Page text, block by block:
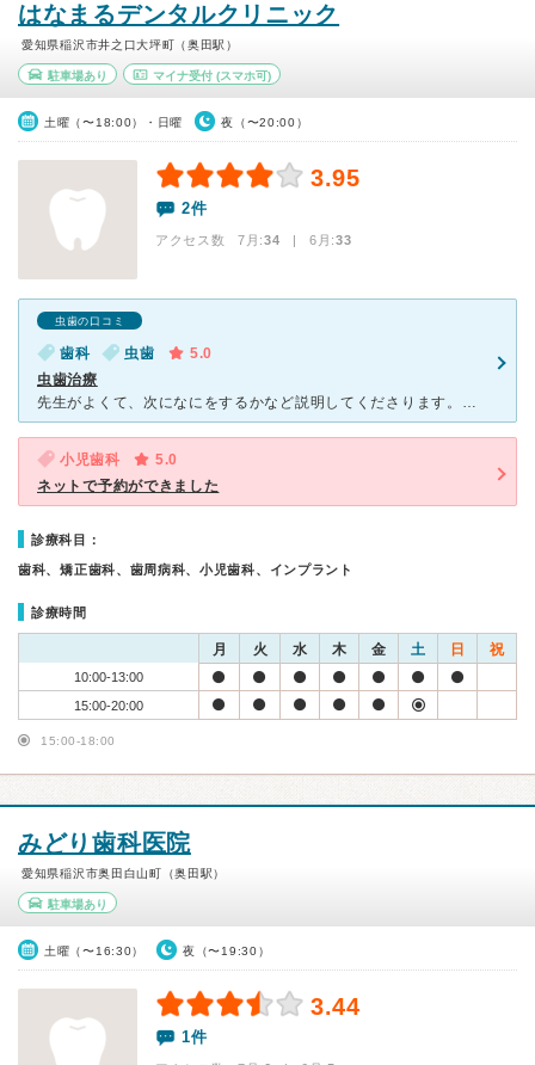
はなまるデンタルクリニック
愛知県稲沢市井之口大坪町（奥田駅）
駐車場あり マイナ受付(スマホ可)
土曜（〜18:00）・日曜 夜（〜20:00）
3.95
2件
アクセス数 7月:34 | 6月:33
虫歯の口コミ
歯科 虫歯
5.0
虫歯治療
先生がよくて、次になにをするかなど説明してくださります。歯医者が苦手すぎて、今まで20件ほどのたくさん歯医者にいきましたが、ここが一番よかった気がします。会計までの待ち時間は、ほぼなくスムーズです。
小児歯科
5.0
ネットで予約ができました
診療科目：
歯科、矯正歯科、歯周病科、小児歯科、インプラント
診療時間
月 火 水 木 金 土 日 祝
10:00-13:00
15:00-20:00
15:00-18:00
みどり歯科医院
愛知県稲沢市奥田白山町（奥田駅）
駐車場あり
土曜（〜16:30） 夜（〜19:30）
3.44
1件